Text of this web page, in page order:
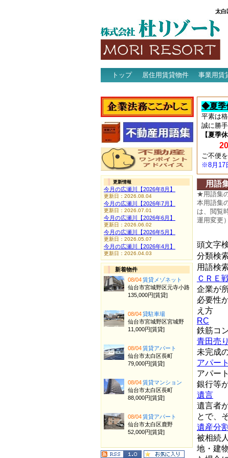
太白
トップ 居住用賃貸物件 事業用賃
◆夏季
平素は
誠に勝
【夏季
ご不便
※8月17
用語
★用語集
本用語集
は、閲覧
運用変更
頭文字
分類検
用語検
ＣＲＥ
企業が
必要性
え方
RC
鉄筋コ
青田売り
未完成
アパー
アパー
銀行等
遺言
遺言者
とで、
遺産分割
被相続
地・建
更新情報
今月の広瀬川【2026年8月】
更新日：2026.08.04
今月の広瀬川【2026年7月】
更新日：2026.07.01
今月の広瀬川【2026年6月】
更新日：2026.06.02
今月の広瀬川【2026年5月】
更新日：2026.05.07
今月の広瀬川【2026年4月】
更新日：2026.04.03
新着物件
08/04賃貸メゾネット
仙台市宮城野区元寺小路
135,000円[賃貸]
08/04貸駐車場
仙台市宮城野区宮城野
11,000円[賃貸]
08/04賃貸アパート
仙台市太白区長町
79,000円[賃貸]
08/04賃貸マンション
仙台市太白区長町
88,000円[賃貸]
08/04賃貸アパート
仙台市太白区鹿野
52,000円[賃貸]